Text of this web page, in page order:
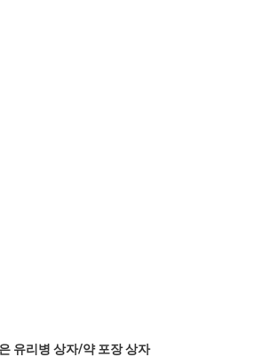
유리병 상자/약 포장 상자